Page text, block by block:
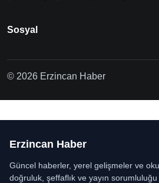
Sosyal
© 2026 Erzincan Haber
Erzincan Haber
Güncel haberler, yerel gelişmeler ve
doğruluk, şeffaflık ve yayın sorumluluğu